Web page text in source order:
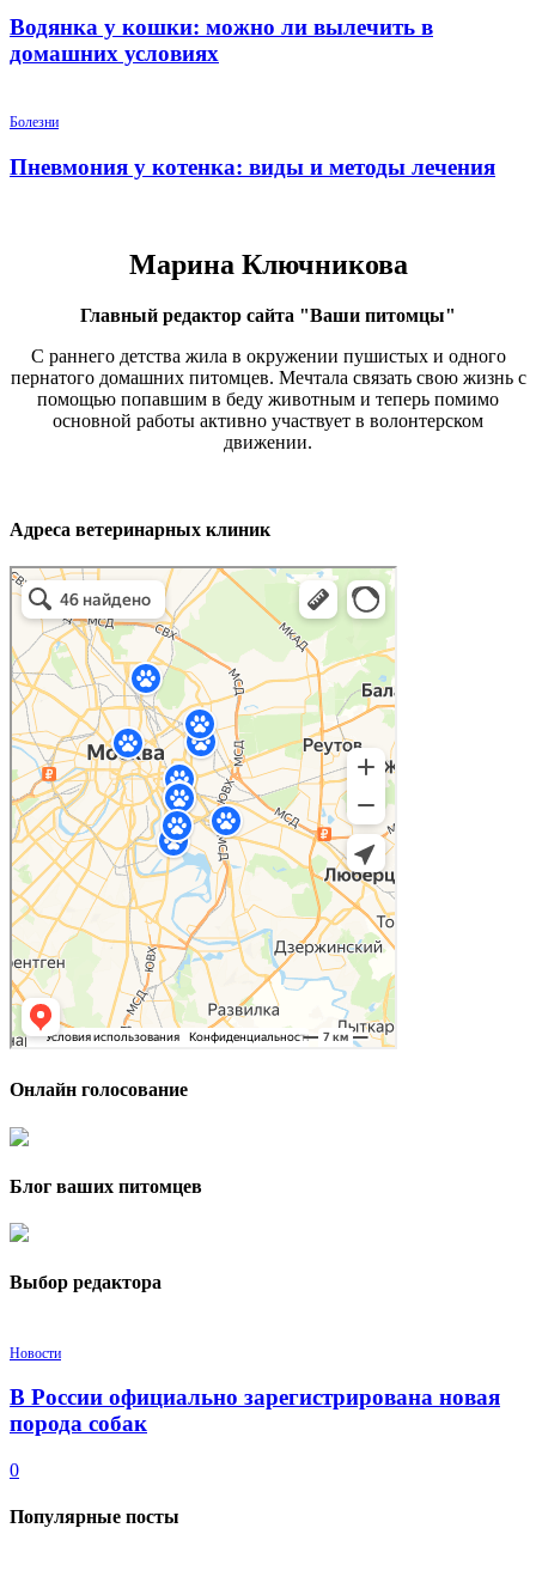
Водянка у кошки: можно ли вылечить в
домашних условиях
Болезни
Пневмония у котенка: виды и методы лечения
Марина Ключникова
Главный редактор сайта "Ваши питомцы"
С раннего детства жила в окружении пушистых и одного
пернатого домашних питомцев. Мечтала связать свою жизнь с
помощью попавшим в беду животным и теперь помимо
основной работы активно участвует в волонтерском
движении.
Адреса ветеринарных клиник
Онлайн голосование
Блог ваших питомцев
Выбор редактора
Новости
В России официально зарегистрирована новая
порода собак
0
Популярные посты